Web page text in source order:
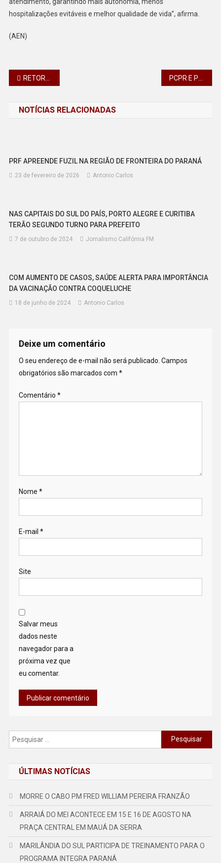
hospitalizações evitáveis e melhor qualidade de vida”, afirma.
(AEN)
Navegação
Post
RETORNO DE ATHLETICO E CORITIBA À SÉRIE A DO BRASILEIRÃO VAI IMPACTAR O TURISMO DO PARANÁ
NOTÍCIAS RELACIONADAS
PRF APREENDE FUZIL NA REGIÃO DE FRONTEIRA DO PARANÁ
23 de fevereiro de 2026 Antonio Carlos
NAS CAPITAIS DO SUL DO PAÍS, PORTO ALEGRE E CURITIBA
TERÃO SEGUNDO TURNO PARA PREFEITO
7 de outubro de 2024 Jornalismo Califórnia FM
COM AUMENTO DE CASOS, SAÚDE ALERTA PARA IMPORTÂNCIA
DA VACINAÇÃO CONTRA COQUELUCHE
18 de junho de 2024 Antonio Carlos
Deixe um comentário
O seu endereço de e-mail não será publicado. Campos
obrigatórios são marcados com *
Comentário *
Nome *
E-mail *
Site
Salvar meus
dados neste
navegador para a
próxima vez que
eu comentar.
Pesquisar
por:
ÚLTIMAS NOTÍCIAS
MORRE O CABO PM FRED WILLIAM PEREIRA FRANZÃO
ARRAIÁ DO MEI ACONTECE EM 15 E 16 DE AGOSTO NA
PRAÇA CENTRAL EM MAUÁ DA SERRA
MARILÂNDIA DO SUL PARTICIPA DE TREINAMENTO PARA O
PROGRAMA INTEGRA PARANÁ